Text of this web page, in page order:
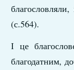
(с.564).
І це
благодатним,